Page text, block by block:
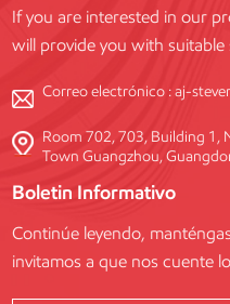
If you are interested in our
will provide you with suitable
Correo electrónico :aj-
Room 702, 703, Building 1,
Town Guangzhou,
Boletin Informativo
Continúe leyendo,
invitamos a que nos cuente